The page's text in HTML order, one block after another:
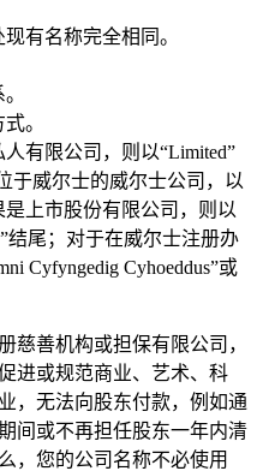
有名称完全相同。
。
有限公司，则以“Limited”
于威尔士的威尔士公司，以
是上市股份有限公司，则以
结尾；对于在威尔士注册办
Cyfyngedig Cyhoeddus”或
慈善机构或担保有限公司，
进或规范商业、艺术、科
，无法向股东付款，例如通
间或不再担任股东一年内清
，您的公司名称不必使用